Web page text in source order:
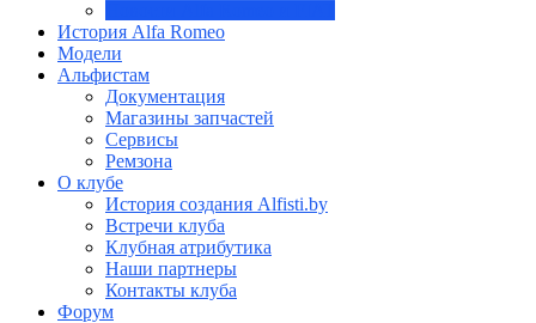
История Alfa Romeo
Модели
Альфистам
Документация
Магазины запчастей
Сервисы
Ремзона
О клубе
История создания Alfisti.by
Встречи клуба
Клубная атрибутика
Наши партнеры
Контакты клуба
Форум